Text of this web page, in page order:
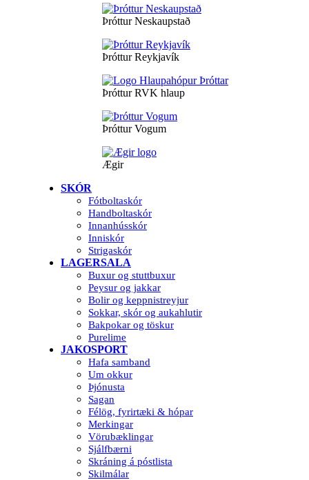
Þróttur Neskaupstað
Þróttur Reykjavík
Þróttur RVK hlaup
Þróttur Vogum
Ægir
SKÓR
Fótboltaskór
Handboltaskór
Innanhússkór
Inniskór
Strigaskór
LAGERSALA
Buxur og stuttbuxur
Peysur og jakkar
Bolir og keppnistreyjur
Sokkar, skór og aukahlutir
Bakpokar og töskur
Purelime
JAKOSPORT
Hafa samband
Um okkur
Þjónusta
Sagan
Félög, fyrirtæki & hópar
Merkingar
Vörubæklingar
Sjálfbærni
Skráning á póstlista
Skilmálar